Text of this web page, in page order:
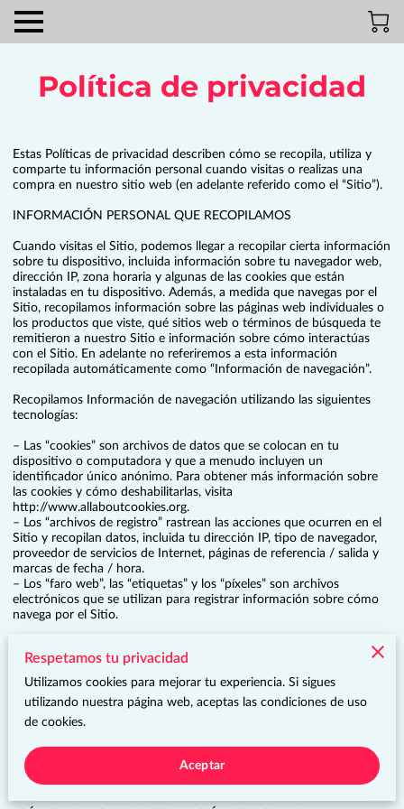
Política de privacidad
Estas Políticas de privacidad describen cómo se recopila, utiliza y
comparte tu información personal cuando visitas o realizas una
compra en nuestro sitio web (en adelante referido como el “Sitio”).
INFORMACIÓN PERSONAL QUE RECOPILAMOS
Cuando visitas el Sitio, podemos llegar a recopilar cierta información
sobre tu dispositivo, incluida información sobre tu navegador web,
dirección IP, zona horaria y algunas de las cookies que están
instaladas en tu dispositivo. Además, a medida que navegas por el
Sitio, recopilamos información sobre las páginas web individuales o
los productos que viste, qué sitios web o términos de búsqueda te
remitieron a nuestro Sitio e información sobre cómo interactúas
con el Sitio. En adelante no referiremos a esta información
recopilada automáticamente como “Información de navegación”.
Recopilamos Información de navegación utilizando las siguientes
tecnologías:
– Las “cookies” son archivos de datos que se colocan en tu
dispositivo o computadora y que a menudo incluyen un
identificador único anónimo. Para obtener más información sobre
http://www.allaboutcookies.org.
– Los “archivos de registro” rastrean las acciones que ocurren en el
Sitio y recopilan datos, incluida tu dirección IP, tipo de navegador,
proveedor de servicios de Internet, páginas de referencia / salida y
marcas de fecha / hora.
– Los “faro web”, las “etiquetas” y los “píxeles” son archivos
electrónicos que se utilizan para registrar información sobre cómo
navega por el Sitio.
Además, cuando realizas una compra o intentas realizar una compra
a través del Sitio, recopilamos cierta información tuya, incluido tu
nombre, dirección de facturación, dirección de envío, información
de pago (incluidos los números de tarjeta de crédito, dirección de
correo electrónico y número de teléfono). Nos referimos a esta
información como “Información de compra”.
Cuando hablamos de “Información personal” en esta Política de
privacidad, hablamos tanto de Información de navegación como de
Información de compra.
Respetamos tu privacidad
Utilizamos cookies para mejorar tu experiencia. Si sigues
utilizando nuestra página web, aceptas las condiciones de uso
de cookies.
Aceptar